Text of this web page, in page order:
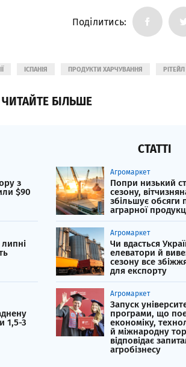
Поділитись:
ІСПАНІЯ ПРОДУКТИ ХАРЧУВАННЯ РІТЕЙЛ
ЧИТАЙТЕ БІЛЬШЕ
з
$90
липні
1,5-3
СТАТТІ
Агромаркет
Попри низький
сезону,
збільшує обсяги
аграрної
Агромаркет
Чи вдасться
елеватори й
сезону все
для експорту
Агромаркет
Запуск
програми, що
економіку,
й міжнародну
відповідає
агробізнесу